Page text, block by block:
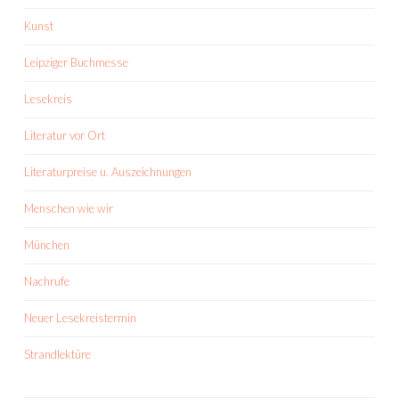
Kunst
Leipziger Buchmesse
Lesekreis
Literatur vor Ort
Literaturpreise u. Auszeichnungen
Menschen wie wir
München
Nachrufe
Neuer Lesekreistermin
Strandlektüre